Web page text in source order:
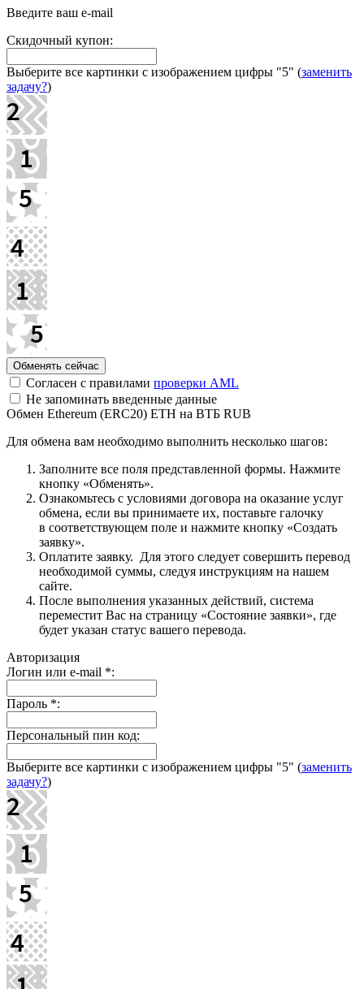
Введите ваш e-mail
Скидочный купон:
Выберите все картинки с изображением цифры "5" (заменить
задачу?)
Согласен с правилами проверки AML
Не запоминать введенные данные
Обмен Ethereum (ERC20) ETH на ВТБ RUB
Для обмена вам необходимо выполнить несколько шагов:
Заполните все поля представленной формы. Нажмите
кнопку «Обменять».
Ознакомьтесь с условиями договора на оказание услуг
обмена, если вы принимаете их, поставьте галочку
в соответствующем поле и нажмите кнопку «Создать
заявку».
Оплатите заявку. Для этого следует совершить перевод
необходимой суммы, следуя инструкциям на нашем
сайте.
После выполнения указанных действий, система
переместит Вас на страницу «Состояние заявки», где
будет указан статус вашего перевода.
Авторизация
Логин или e-mail *:
Пароль *:
Персональный пин код:
Выберите все картинки с изображением цифры "5" (заменить
задачу?)